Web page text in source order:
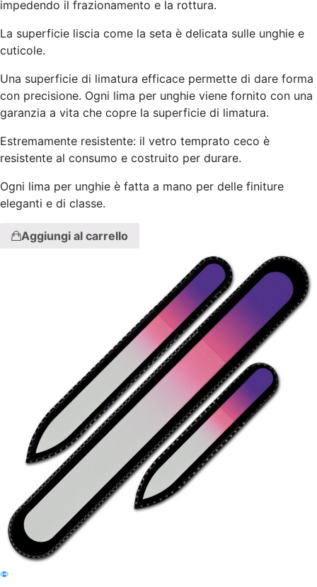
impedendo il frazionamento e la rottura.
La superficie liscia come la seta è delicata sulle unghie e
cuticole.
Una superficie di limatura efficace permette di dare forma
con precisione. Ogni lima per unghie viene fornito con una
garanzia a vita che copre la superficie di limatura.
Estremamente resistente: il vetro temprato ceco è
resistente al consumo e costruito per durare.
Ogni lima per unghie è fatta a mano per delle finiture
eleganti e di classe.
Aggiungi al carrello